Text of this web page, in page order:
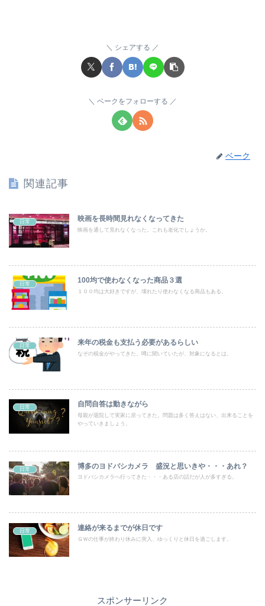
シェアする
ベークをフォローする
ベーク
関連記事
日常 映画を長時間見れなくなってきた
映画を通して見れなくなった。これも老化でしょうか。
日常 100均で使わなくなった商品３選
１００均は大好きですが、壊れたり使わなくなる商品もある。
日常 来年の税金も支払う必要があるらしい
なぞの税金がやってきた。噂に聞いていたが、対象になるとは。
日常 自問自答は動きながら
母親が退院して実家に戻ってきた。問題は多く答えはない、出来ることを
やっていきましょう。
日常 博多のヨドバシカメラ 盛況と思いきや・・・あれ？
ヨドバシカメラへ行ってきた・・・ある店の話だが人が多すぎる。
日常 連絡が来るまでが休日です
ＧＷの仕事が終わり休みに突入、ゆっくりと休日を過ごします。
スポンサーリンク